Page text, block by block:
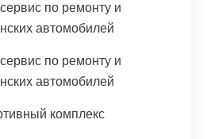
по ремонту и
автомобилей
по ремонту и
автомобилей
комплекс